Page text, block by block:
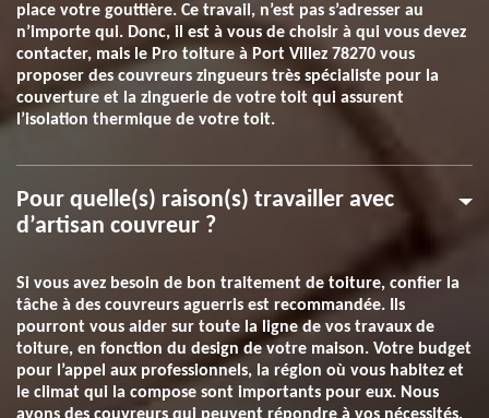
place votre gouttière. Ce travail, n’est pas s’adresser au
n’importe qui. Donc, il est à vous de choisir à qui vous devez
contacter, mais le Pro toiture à Port Villez 78270 vous
proposer des couvreurs zingueurs très spécialiste pour la
couverture et la zinguerie de votre toit qui assurent
l’isolation thermique de votre toit.
Pour quelle(s) raison(s) travailler avec
d’artisan couvreur ?
Si vous avez besoin de bon traitement de toiture, confier la
tâche à des couvreurs aguerris est recommandée. Ils
pourront vous aider sur toute la ligne de vos travaux de
toiture, en fonction du design de votre maison. Votre budget
pour l’appel aux professionnels, la région où vous habitez et
le climat qui la compose sont importants pour eux. Nous